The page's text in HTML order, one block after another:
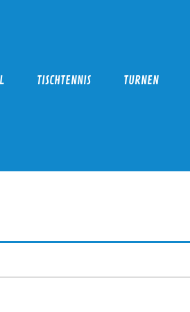
TISCHTENNIS TURNEN